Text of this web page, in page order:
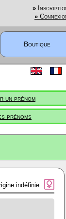
»
»
Boutique
un prénom
prénoms
indéfinie